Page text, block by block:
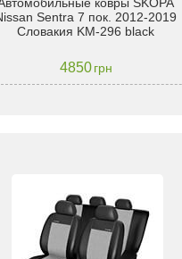
ковры SKOPA
Sentra 7 пок. 2012-2019
Словакия KM-296 black
4850грн